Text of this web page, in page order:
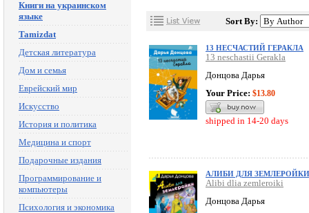
Книги на украинском
языке
Tamizdat
Детская литература
Дом и семья
Еврейский мир
Искусство
История и политика
Медицина и спорт
Подарочные издания
Программирование и
компьютеры
Психология и экономика
Sort By:
13 НЕСЧАСТИЙ ГЕРАКЛА
13 neschastii Gerakla
Донцова Дарья
Your Price: $13.80
shipped in 14-20 days
АЛИБИ ДЛЯ ЗЕМЛЕРОЙКИ
Alibi dlia zemleroiki
Донцова Дарья